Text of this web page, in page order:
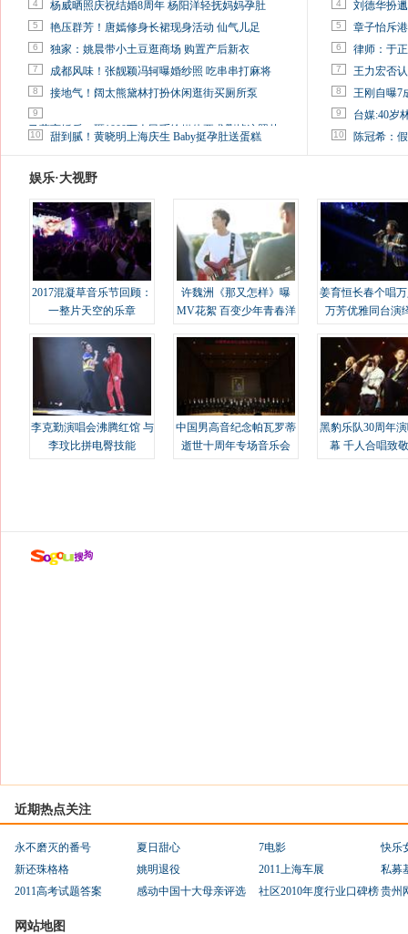
4 杨威晒照庆祝结婚8周年 杨阳洋轻抚妈妈孕肚
5 艳压群芳！唐嫣修身长裙现身活动 仙气儿足
6 独家：姚晨带小土豆逛商场 购置产后新衣
7 成都风味！张靓颖冯轲曝婚纱照 吃串串打麻将
8 接地气！阔太熊黛林打扮休闲逛街买厕所泵
9
马蓉离婚后，砸1000万人民币给媒体要求删掉这照片
10 甜到腻！黄晓明上海庆生 Baby挺孕肚送蛋糕
4 刘德华扮
5 章子怡斥
6 律师：于
7 王力宏否
8 王刚自曝7
9 台媒:40岁
10 陈冠希：
娱乐·大视野
2017混凝草音乐节回顾：
一整片天空的乐章
许魏洲《那又怎样》曝
MV花絮 百变少年青春洋
姜育恒长春个唱
万芳优雅同台演
李克勤演唱会沸腾红馆 与
李玟比拼电臀技能
中国男高音纪念帕瓦罗蒂
逝世十周年专场音乐会
黑豹乐队30周年
幕 千人合唱致
近期热点关注
永不磨灭的番号 夏日甜心 7电影
快乐
新还珠格格
姚明退役 2011上海车展
私募
2011高考试题答案
感动中国十大母亲评选 社区2010年度行业口碑榜贵州
网站地图